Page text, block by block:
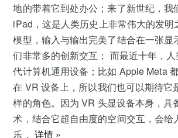
地的带着它到处办公；来了新世纪，我
iPad，这是人类历史上非常伟大的发明
模型，输入与输出完美了结合在一张显
们非常多的创新交互； 而最近十年，
代计算机通用设备；比如 Apple Meta
在 VR 设备上，所以我们也可以期待它
样的角色。因为 VR 头显设备本身，具
术，结合它超自由度的空间交互，会给
乐， 详情 »